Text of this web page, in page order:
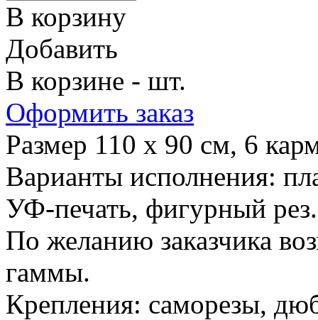
В корзину
Добавить
В корзине - шт.
Оформить заказ
Размер 110 х 90 см, 6
Варианты исполнения:
УФ-печать, фигурный рез.
По желанию заказчика
гаммы.
Крепления: саморезы,